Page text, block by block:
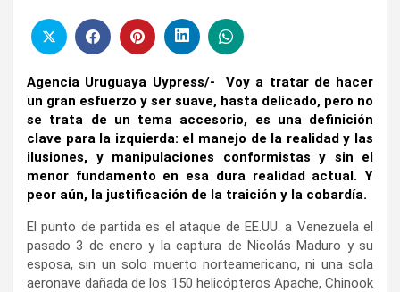
Agencia Uruguaya Uypress/- Voy a tratar de hacer
un gran esfuerzo y ser suave, hasta delicado, pero no
se trata de un tema accesorio, es una definición
clave para la izquierda: el manejo de la realidad y las
ilusiones, y manipulaciones conformistas y sin el
menor fundamento en esa dura realidad actual. Y
peor aún, la justificación de la traición y la cobardía.
El punto de partida es el ataque de EE.UU. a Venezuela el
pasado 3 de enero y la captura de Nicolás Maduro y su
esposa, sin un solo muerto norteamericano, ni una sola
aeronave dañada de los 150 helicópteros Apache, Chinook